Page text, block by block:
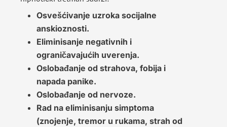
Osvešćivanje uzroka socijalne
anskioznosti.
Eliminisanje negativnih i
ograničavajućih uverenja.
Oslobađanje od strahova, fobija i
napada panike.
Oslobađanje od nervoze.
Rad na eliminisanju simptoma
(znojenje, tremor u rukama, strah od